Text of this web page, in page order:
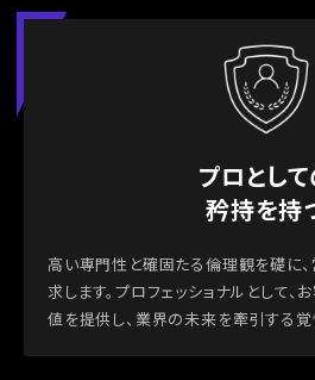
プロとし
矜持を持
高い専門性と確固たる倫理観を礎に
求します。プロフェッショナルとして
値を提供し、業界の未来を牽引する覚